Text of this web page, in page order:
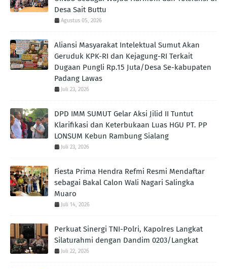
Desa Sait Buttu
Agustus 05, 2026
Aliansi Masyarakat Intelektual Sumut Akan
Geruduk KPK-RI dan Kejagung-RI Terkait
Dugaan Pungli Rp.15 Juta/Desa Se-kabupaten
Padang Lawas
Juli 23, 2026
DPD IMM SUMUT Gelar Aksi Jilid II Tuntut
Klarifikasi dan Keterbukaan Luas HGU PT. PP
LONSUM Kebun Rambung Sialang
Juli 23, 2026
Fiesta Prima Hendra Refmi Resmi Mendaftar
sebagai Bakal Calon Wali Nagari Salingka
Muaro
Juli 14, 2026
Perkuat Sinergi TNI-Polri, Kapolres Langkat
Silaturahmi dengan Dandim 0203/Langkat
Juli 22, 2026